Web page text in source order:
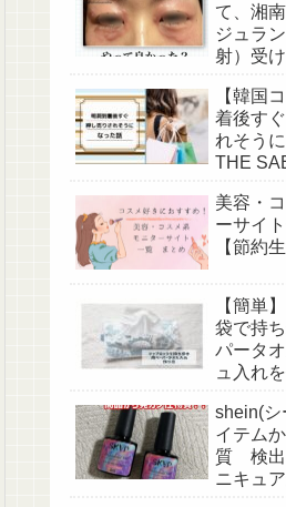
て、湘
ジュラ
射）受
【韓国
着後す
れそう
THE
害＆対
美容・
ーサイ
【節約
【簡単
袋で持
パータ
ュ入れ
shein(シ
イテム
質 検出
ニキュ